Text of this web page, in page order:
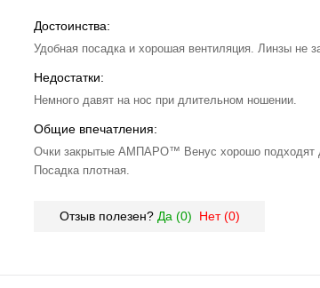
Достоинства:
Удобная посадка и хорошая вентиляция. Линзы не
Недостатки:
Немного давят на нос при длительном ношении.
Общие впечатления:
Очки закрытые АМПАРО™ Венус хорошо подходят
Посадка плотная.
Отзыв полезен? Да (0) Нет (0)